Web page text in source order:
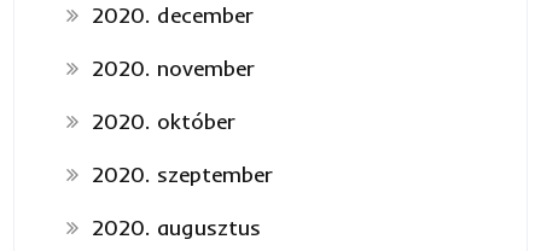
2020. december
2020. november
2020. október
2020. szeptember
2020. augusztus